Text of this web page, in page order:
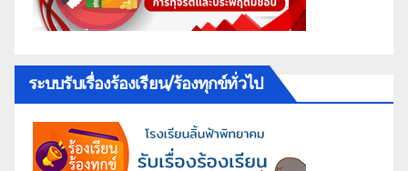
ระบบรับเรื่องร้องเรียน/ร้องทุกข์ทั่วไป